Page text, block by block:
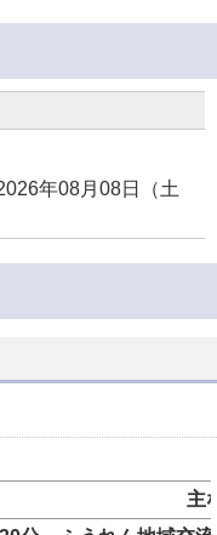
年08月08日（土
主